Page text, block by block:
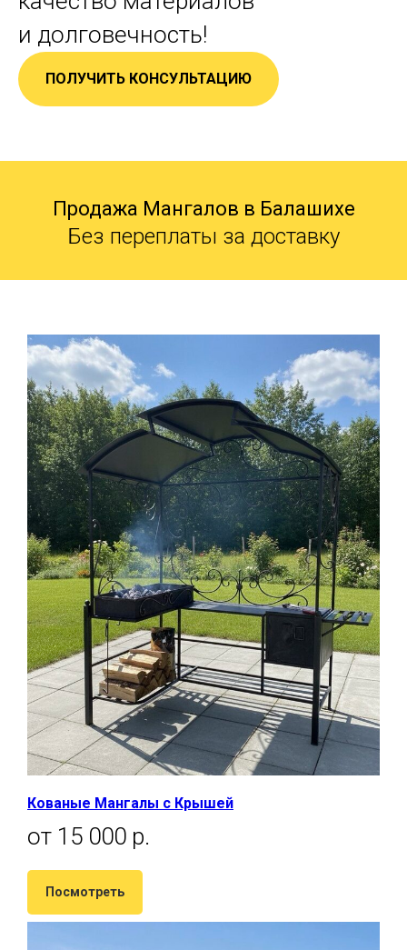
и долговечность!
ПОЛУЧИТЬ КОНСУЛЬТАЦИЮ
Продажа Мангалов в Балашихе
Без переплаты за доставку
Кованые Мангалы с Крышей
от 15 000 р.
Посмотреть